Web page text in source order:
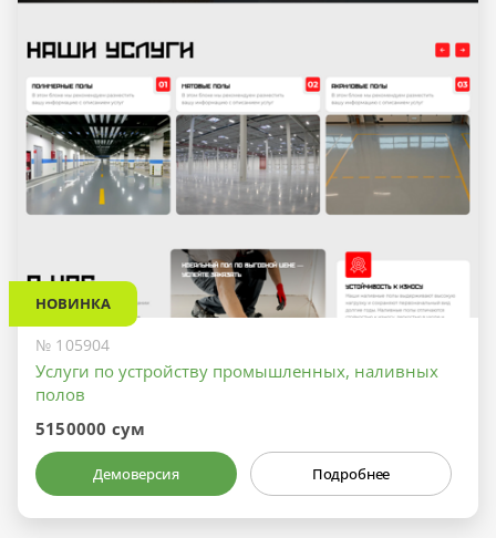
НОВИНКА
№ 105904
Услуги по устройству промышленных, наливных
полов
5150000 сум
Демоверсия Подробнее